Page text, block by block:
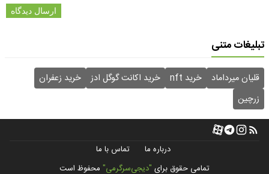
ارسال دیدگاه
تبلیغات متنی
قلیان میرداماد خرید nft خرید اکانت گوگل ادز
خرید زعفران
زرچین
درباره ما
تماس با ما
تمامی حقوق برای "دیجی‌سرگرمی" محفوظ است